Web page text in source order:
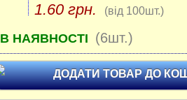
1.60 грн. (від 100шт.)
В НАЯВНОСТІ (6шт.)
ДОДАТИ ТОВАР ДО